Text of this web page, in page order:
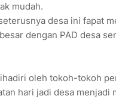
mudah.
desa ini fapat
dengan PAD desa
oleh tokoh-tokoh
hari jadi desa